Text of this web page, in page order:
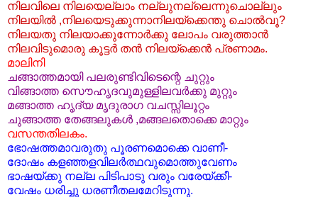
നിലവിലെ നിലയെല്ലാം നല്ലുനല്ലെന്നുചൊല്ലും
നിലയില്‍ ,നിലയെടുക്കുന്നാനിലയ്ക്കെന്തു ചൊല്‍‌വൂ?
നിലയതു നിലയാക്കുന്നോര്‍ക്കു ലോപം വരുത്താന്‍
നിലവിടുമൊരു കൂട്ടര്‍ തന്‍‌ നിലയ്ക്കെന്‍ പ്രണാമം.
മാലിനി
ചങ്ങാത്തമായി പലരുണ്ടിവിടെന്റെ ചുറ്റും
വിങ്ങാത്ത സൌഹൃദവുമുള്ളിലവര്‍ക്കു മുറ്റും
മങ്ങാത്ത ഹൃദ്യ മൃദുരാഗ വചസ്സിലൂറ്റം
ചുങ്ങാത്ത തേങ്ങലുകള്‍ ‍,മങ്ങലതൊക്കെ മാറ്റും
വസന്തതിലകം.
ഭോഷത്തമാവരുതു പൂരണമൊക്കെ വാണീ-
ദോഷം കളഞ്ഞളവിലര്‍ത്ഥവുമൊത്തുവേണം
ഭാഷയ്ക്കു നല്ല പിടിപാടു വരും വരേയ്ക്കീ-
വേഷം ധരിച്ചു ധരണീതലമേറിടുന്നു.